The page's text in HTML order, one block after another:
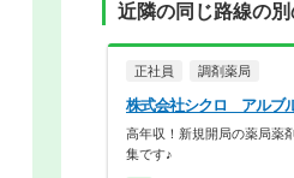
近隣の同じ路線の
正社員 調剤薬局
株式会社シクロ アルブ
高年収！新規開局の薬局薬
集です♪